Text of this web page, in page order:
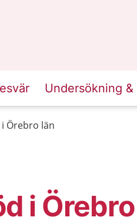
Undersökning
Örebro län
i Örebro